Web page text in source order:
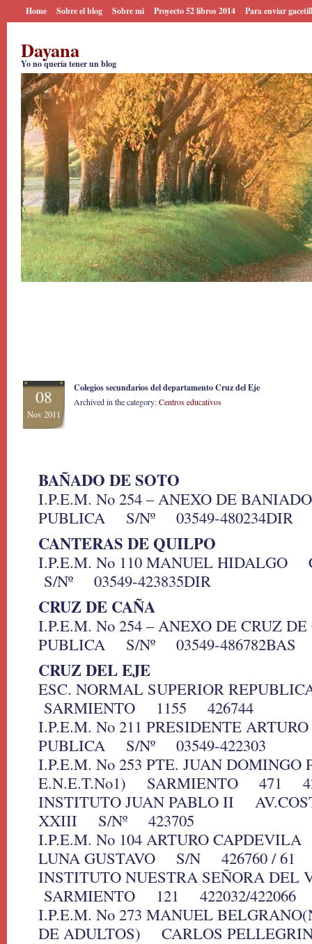
Home Sobre el blog Sobre mi Proyecto 52 libros 2014 Para enviar
Dayana
Yo no quería tener un blog
08
Nov 2011
Colegios secundarios del departamento Cruz del Eje
Archived in the category:Centros educativos
BAÑADO DE SOTO
I.P.E.M. No 254 – ANEXO DE
PUBLICA S/Nº 03549-480234DIR
CANTERAS DE QUILPO
I.P.E.M. No 110 MANUEL
S/Nº 03549-423835DIR
CRUZ DE CAÑA
I.P.E.M. No 254 – ANEXO DE CRUZ
PUBLICA S/Nº 03549-486782BAS
CRUZ DEL EJE
ESC. NORMAL SUPERIOR
SARMIENTO 1155 426744
I.P.E.M. No 211 PRESIDENTE
PUBLICA S/Nº 03549-422303
I.P.E.M. No 253 PTE. JUAN DOMINGO
E.N.E.T.No1) SARMIENTO 471
INSTITUTO JUAN PABLO II
XXIII S/Nº 423705
I.P.E.M. No 104 ARTURO
LUNA GUSTAVO S/N 426760 / 61
INSTITUTO NUESTRA SEÑORA
SARMIENTO 121 422032/422066
I.P.E.M. No 273 MANUEL
DE ADULTOS) CARLOS